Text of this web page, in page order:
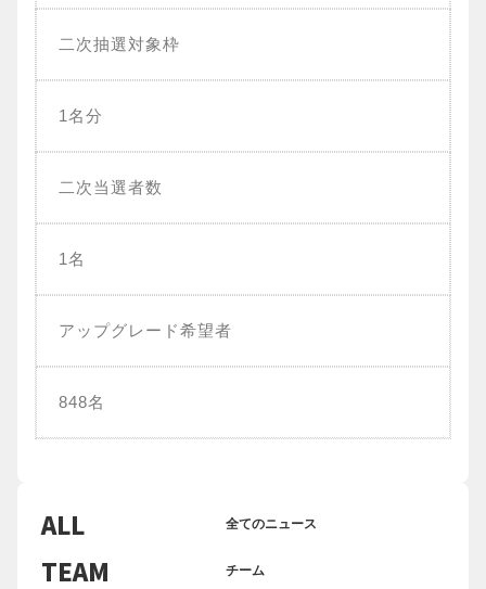
二次抽選対象枠
1名分
二次当選者数
1名
アップグレード希望者
848名
ALL 全てのニュース
TEAM チーム